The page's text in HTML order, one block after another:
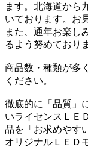
ます。北海道から
いております。お
また、通年お楽し
るよう努めており
商品数・種類が多
ください。
徹底的に「品質」
いライセンスＬＥ
品を「お求めやす
オリジナルＬＥＤ